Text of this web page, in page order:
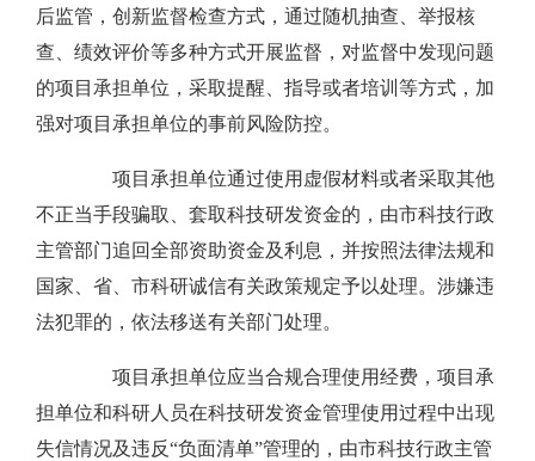
后监管，创新监督检查方式，通过随机抽查、举报核
查、绩效评价等多种方式开展监督，对监督中发现问题
的项目承担单位，采取提醒、指导或者培训等方式，加
强对项目承担单位的事前风险防控。
项目承担单位通过使用虚假材料或者采取其他
不正当手段骗取、套取科技研发资金的，由市科技行政
主管部门追回全部资助资金及利息，并按照法律法规和
国家、省、市科研诚信有关政策规定予以处理。涉嫌违
法犯罪的，依法移送有关部门处理。
项目承担单位应当合规合理使用经费，项目承
担单位和科研人员在科技研发资金管理使用过程中出现
失信情况及违反“负面清单”管理的，由市科技行政主管